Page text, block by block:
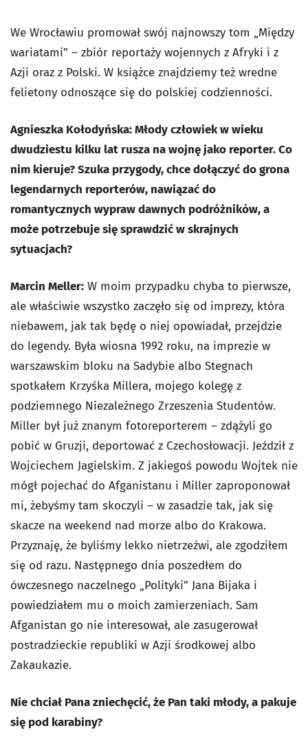
We Wrocławiu promował swój najnowszy tom „Między
wariatami” – zbiór reportaży wojennych z Afryki i z
Azji oraz z Polski. W książce znajdziemy też wredne
felietony odnoszące się do polskiej codzienności.
Agnieszka Kołodyńska: Młody człowiek w wieku
dwudziestu kilku lat rusza na wojnę jako reporter. Co
nim kieruje? Szuka przygody, chce dołączyć do grona
legendarnych reporterów, nawiązać do
romantycznych wypraw dawnych podróżników, a
może potrzebuje się sprawdzić w skrajnych
sytuacjach?
Marcin Meller: W moim przypadku chyba to pierwsze,
ale właściwie wszystko zaczęło się od imprezy, która
niebawem, jak tak będę o niej opowiadał, przejdzie
do legendy. Była wiosna 1992 roku, na imprezie w
warszawskim bloku na Sadybie albo Stegnach
spotkałem Krzyśka Millera, mojego kolegę z
podziemnego Niezależnego Zrzeszenia Studentów.
Miller był już znanym fotoreporterem – zdążyli go
pobić w Gruzji, deportować z Czechosłowacji. Jeździł z
Wojciechem Jagielskim. Z jakiegoś powodu Wojtek nie
mógł pojechać do Afganistanu i Miller zaproponował
mi, żebyśmy tam skoczyli – w zasadzie tak, jak się
skacze na weekend nad morze albo do Krakowa.
Przyznaję, że byliśmy lekko nietrzeźwi, ale zgodziłem
się od razu. Następnego dnia poszedłem do
ówczesnego naczelnego „Polityki” Jana Bijaka i
powiedziałem mu o moich zamierzeniach. Sam
Afganistan go nie interesował, ale zasugerował
postradzieckie republiki w Azji środkowej albo
Zakaukazie.
Nie chciał Pana zniechęcić, że Pan taki młody, a pakuje
się pod karabiny?